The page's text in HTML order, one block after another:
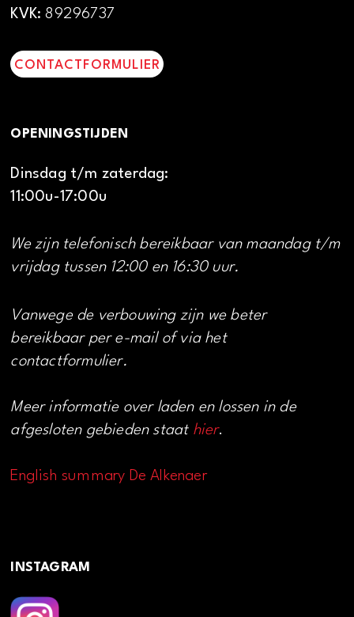
KVK: 89296737
CONTACTFORMULIER
OPENINGSTIJDEN
Dinsdag t/m zaterdag:
11:00u-17:00u
We zijn telefonisch bereikbaar van maandag t/m
vrijdag tussen 12:00 en 16:30 uur.
Vanwege de verbouwing zijn we beter
bereikbaar per e-mail of via het
contactformulier.
Meer informatie over laden en lossen in de
afgesloten gebieden staat hier.
English summary De Alkenaer
INSTAGRAM